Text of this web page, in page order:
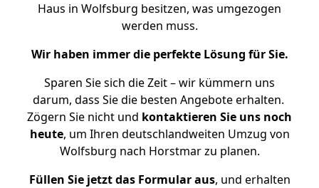
Haus in Wolfsburg besitzen, was umgezogen
werden muss.
Wir haben immer die perfekte Lösung für Sie.
Sparen Sie sich die Zeit – wir kümmern uns
darum, dass Sie die besten Angebote erhalten.
Zögern Sie nicht und kontaktieren Sie uns noch
heute, um Ihren deutschlandweiten Umzug von
Wolfsburg nach Horstmar zu planen.
Füllen Sie jetzt das Formular aus, und erhalten